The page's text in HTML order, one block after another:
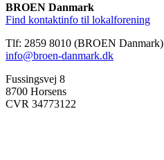
BROEN Danmark
Find kontaktinfo til lokalforening
Tlf: 2859 8010 (BROEN Danmark)
info@broen-danmark.dk
Fussingsvej 8
8700 Horsens
CVR 34773122